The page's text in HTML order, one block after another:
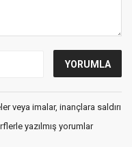
veya imalar, inançlara saldırı
yazılmış yorumlar